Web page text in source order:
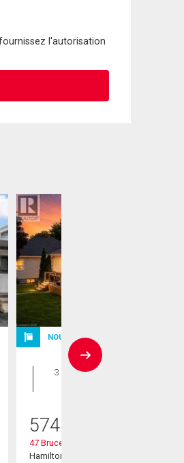
l'autorisation
NOUVELLE INSCRIPTION
Maison
3 CAC , 2
574 900
47 Brucedale Avenue E
Hamilton, ON